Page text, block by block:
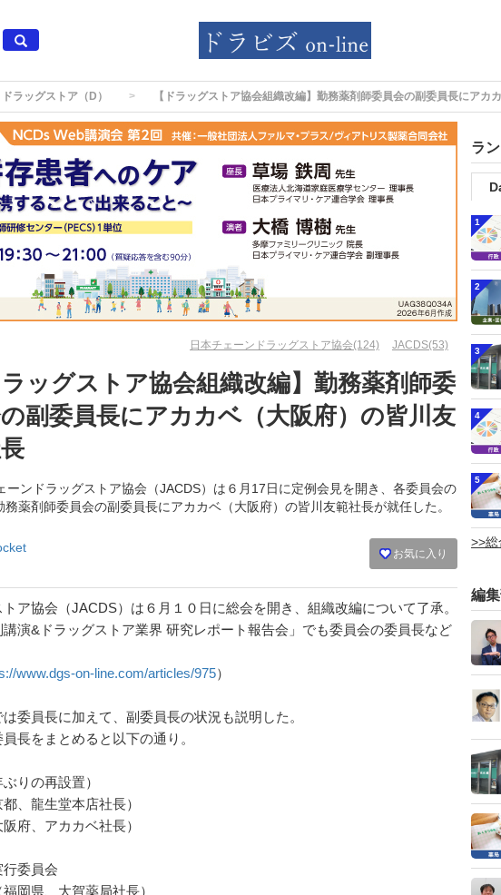
ドラッグストア（D） 【ドラッグストア協会組織改編】勤務薬剤師委員会の副委員長にアカ
日本チェーンドラッグストア協会(124) JACDS(53)
ラッグストア協会組織改編】勤務薬剤師委
副委員長にアカカベ（大阪府）の皆川友
ーンドラッグストア協会（JACDS）は６月17日に定例会見を開き、各委員会の
薬剤師委員会の副委員長にアカカベ（大阪府）の皆川友範社長が就任した。
お気に入り
ア協会（JACDS）は６月１０日に総会を開き、組織改編について了承。
演&ドラッグストア業界 研究レポート報告会」でも委員会の委員長など
www.dgs-on-line.com/articles/975）
委員長に加えて、副委員長の状況も説明した。
長をまとめると以下の通り。
りの再設置）
、龍生堂本店社長）
府、アカカベ社長）
行委員会
岡県、大賀薬局社長）
ラ
1
2
3
4
5
>>
編